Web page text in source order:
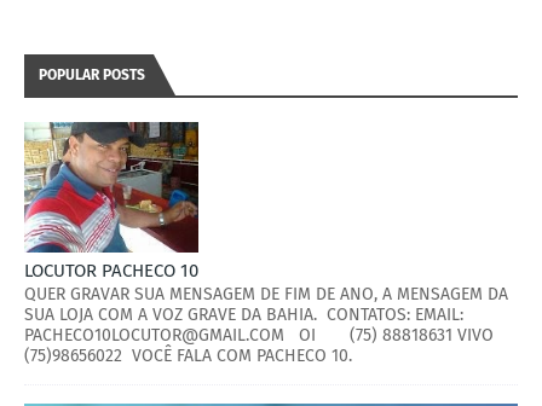
POPULAR POSTS
LOCUTOR PACHECO 10
QUER GRAVAR SUA MENSAGEM DE FIM DE ANO, A MENSAGEM DA
SUA LOJA COM A VOZ GRAVE DA BAHIA. CONTATOS: EMAIL:
PACHECO10LOCUTOR@GMAIL.COM OI (75) 88818631 VIVO
(75)98656022 VOCÊ FALA COM PACHECO 10.